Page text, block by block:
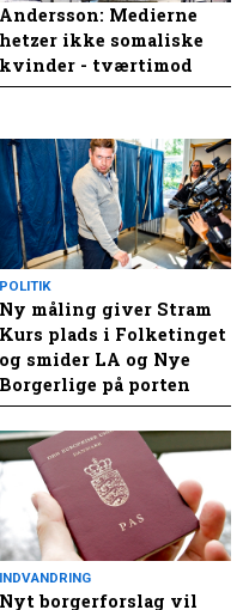
Andersson: Medierne
hetzer ikke somaliske
kvinder - tværtimod
POLITIK
Ny måling giver Stram
Kurs plads i Folketinget
og smider LA og Nye
Borgerlige på porten
INDVANDRING
Nyt borgerforslag vil